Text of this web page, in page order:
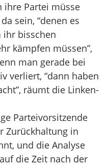
ihre Partei müsse
sein, “denen es
ihr bisschen
kämpfen müssen”,
man gerade bei
verliert, “dann haben
räumt die Linken-
Parteivorsitzende
Zurückhaltung in
und die Analyse
die Zeit nach der